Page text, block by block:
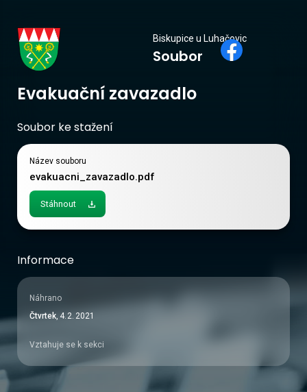
Biskupice u Luhačovic
Soubor
Evakuační zavazadlo
Soubor ke stažení
Název souboru
evakuacni_zavazadlo.pdf
Stáhnout
Informace
Náhrano
Čtvrtek, 4.2. 2021
Vztahuje se k sekci